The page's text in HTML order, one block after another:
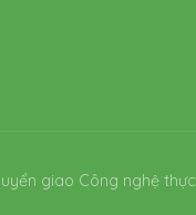
giao Công nghệ